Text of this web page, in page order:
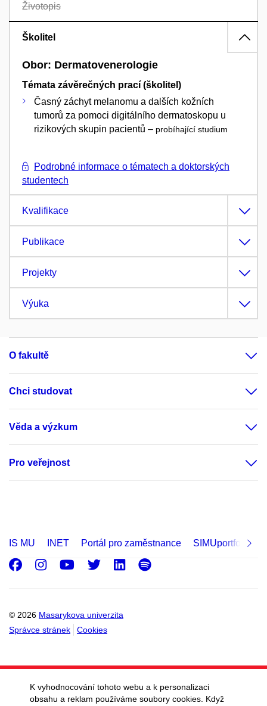
Životopis
Školitel
Obor: Dermatovenerologie
Témata závěrečných prací (školitel)
Časný záchyt melanomu a dalších kožních
tumorů za pomoci digitálního dermatoskopu u
rizikových skupin pacientů – probíhající studium
Podrobné informace o tématech a doktorských
studentech
Kvalifikace
Publikace
Projekty
Výuka
O fakultě
Chci studovat
Věda a výzkum
Pro veřejnost
IS MU INET Portál pro zaměstnance SIMUportfolio
© 2026 Masarykova univerzita
Správce stránek
Cookies
Facebook
Instagram
Youtube
Twitter
LinkedIn
Spotify
K vyhodnocování tohoto webu a k personalizaci
obsahu a reklam používáme soubory cookies. Když